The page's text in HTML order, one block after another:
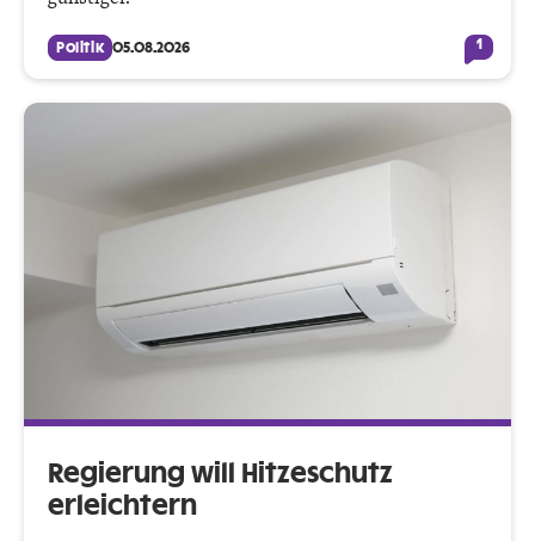
Politik 05.08.2026 1
Regierung will Hitzeschutz
erleichtern